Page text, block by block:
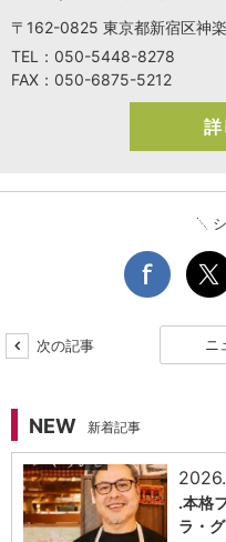
〒162-0825 東京都新宿区神
TEL：050-5448-8278
FAX：050-6875-5212
詳
次の記事 ニ
NEW 新着記事
.本格
ラ・